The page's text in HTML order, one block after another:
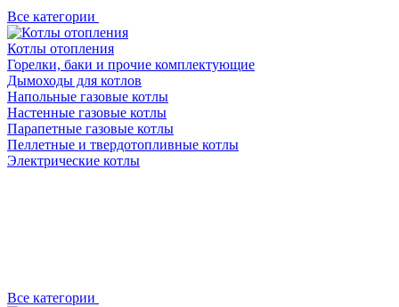
Все категории
Котлы отопления
Горелки, баки и прочие комплектующие
Дымоходы для котлов
Напольные газовые котлы
Настенные газовые котлы
Парапетные газовые котлы
Пеллетные и твердотопливные котлы
Электрические котлы
Все категории